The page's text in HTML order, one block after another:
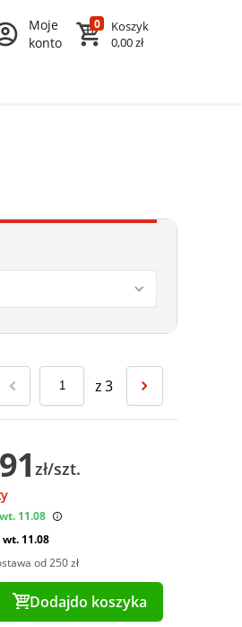
Moje
konto
0
Koszyk
0,00 zł
z3
zł/szt.
wt. 11.08
wt. 11.08
od 250 zł
Dodajdo koszyka